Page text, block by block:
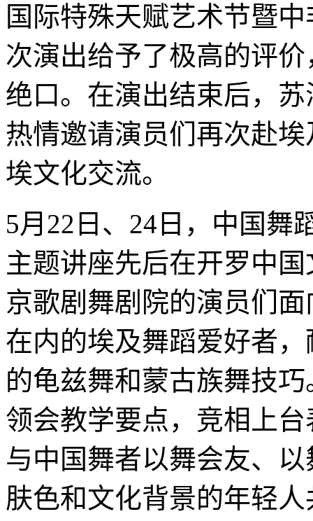
国际特殊天赋艺术节暨
次演出给予了极高的评
绝口。在演出结束后，
热情邀请演员们再次赴
埃文化交流。
5月22日、24日，中国舞
主题讲座先后在开罗中
京歌剧舞剧院的演员们
在内的埃及舞蹈爱好者
的龟兹舞和蒙古族舞技
领会教学要点，竞相上
与中国舞者以舞会友、
肤色和文化背景的年轻